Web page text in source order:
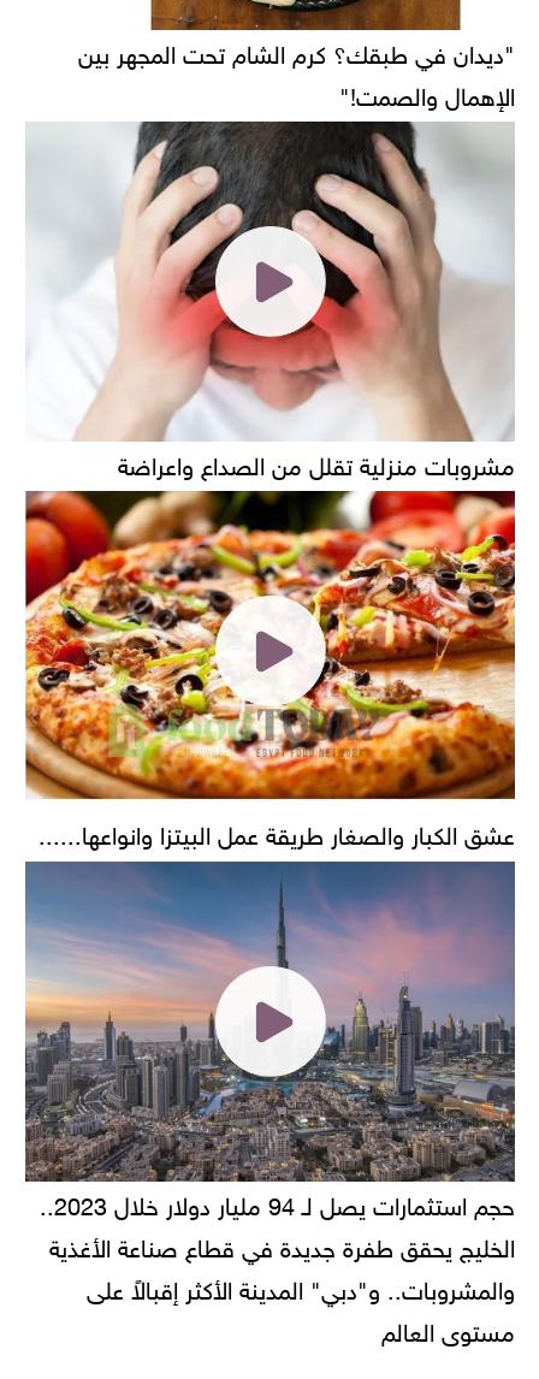
"ديدان في طبقك؟ كرم الشام تحت المجهر بين
الإهمال والصمت!"
مشروبات منزلية تقلل من الصداع واعراضة
عشق الكبار والصغار طريقة عمل البيتزا وانواعها......
الخليج يحقق طفرة جديدة في قطاع صناعة الأغذية
والمشروبات.. و"دبي" المدينة الأكثر إقبالاً على
مستوى العالم